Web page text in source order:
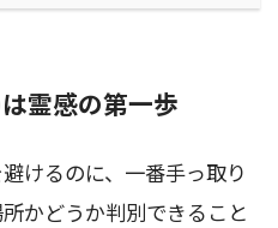
霊感の第一歩
けるのに、一番手っ取り
かどうか判別できること